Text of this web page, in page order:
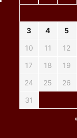
3
4 5
10
11 12
17
18 19
24
25 26
31